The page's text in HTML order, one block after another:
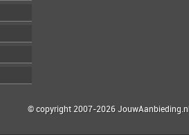
© copyright 2007-2026 JouwAanbieding.nl